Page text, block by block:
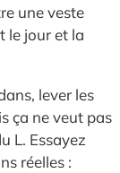
une veste
le jour et la
lever les
ça ne veut pas
L. Essayez
réelles :